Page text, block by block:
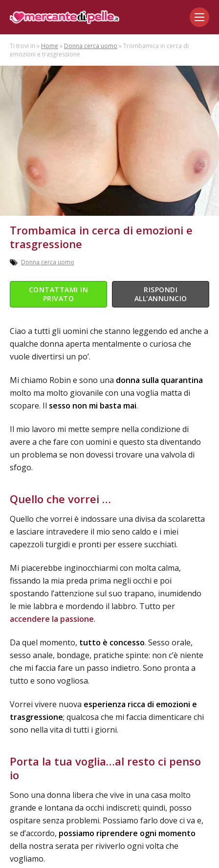
Ti trovi in » Home » Donna cerca uomo » Trombamica in cerca di
emozioni e trasgressione
Trombamica in cerca di emozioni e
trasgressione
Donna cerca uomo
CONTATTAMI IN
PRIVATO
RISPONDI
ALL'ANNUNCIO
Ciao a tutti gli uomini che stanno leggendo ed anche a
qualche donna aperta mentalmente o curiosa che
vuole divertirsi un po’.
Mi chiamo Robin e sono una donna sulla quarantina
molto ma molto giovanile con una voglia matta di
scopare. Il sesso non mi basta mai.
Il mio lavoro mi mette sempre nella condizione di
avere a che fare con uomini e questo sta diventando
un problema se non dovessi trovare una valvola di
sfogo.
Quello che vorrei …
Quello che vorrei è indossare una divisa da scolaretta
e lasciare intravedere il mio seno caldo e i miei
capezzoli turgidi e pronti per essere succhiati.
Mi piacerebbe inginocchiarmi con molta calma,
fissando la mia preda prima negli occhi e poi
spostando l’attenzione sul suo trapano, inumidendo
le mie labbra e mordendo il labbro. Tutto per
accendere la passione.
Da quel momento, tutto è concesso. Sesso orale,
sesso anale, bondage, pratiche spinte: non c’è niente
che mi faccia fare un passo indietro. Sono pronta a
tutto e sono vogliosa.
Vorrei vivere nuova esperienza ricca di emozioni e
trasgressione; qualcosa che mi faccia dimenticare chi
sono nella vita di tutti i giorni.
Porta la tua voglia…al resto ci penso
io
Sono una donna libera che vive in una casa molto
grande e lontana da occhi indiscreti; quindi, posso
ospitare senza problemi. Possiamo farlo dove ci va e,
se d’accordo, possiamo riprendere ogni momento
della nostra serata per riviverlo ogni volta che
vogliamo.